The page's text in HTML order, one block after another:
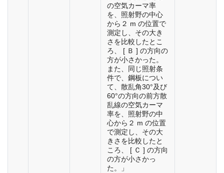
の空気カーマ率
を、照射野の中心
から２ m の位置で
測定し、その大き
さを比較したとこ
ろ、 [ Ｂ ] の方向の
方が小さかった。
また、同じ照射条
件で、鋼板につい
て、散乱角30°及び
60°の方向の前方散
乱線の空気カーマ
率を、照射野の中
心から２ m の位置
で測定し、その大
きさを比較したと
ころ、 [ Ｃ ] の方向
の方が小さかっ
た。」